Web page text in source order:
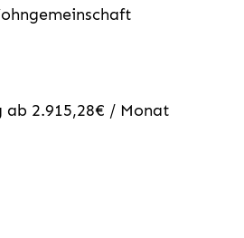
ab 2.915,28€ / Monat